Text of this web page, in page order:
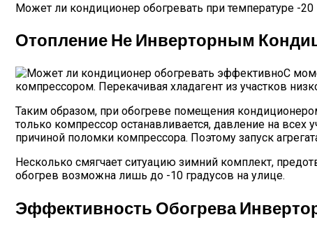
Может ли кондиционер обогревать при температуре -20
Отопление Не Инверторным
С
компрессором. Перекачивая хладагент из участков
Таким образом, при обогреве помещения
только компрессор останавливается, давление на всех
причиной поломки компрессора. Поэтому запуск
Несколько смягчает ситуацию зимний комплект,
обогрев возможна лишь до -10 градусов на улице.
Эффективность Обогрева